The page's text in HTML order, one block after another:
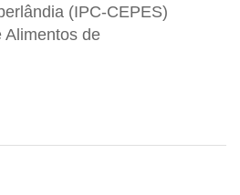
(IPC-CEPES)
Alimentos de